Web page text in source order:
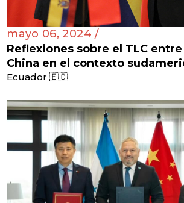
mayo 06, 2024 /
Reflexiones sobre el TLC
China en el contexto
Ecuador 🇪🇨